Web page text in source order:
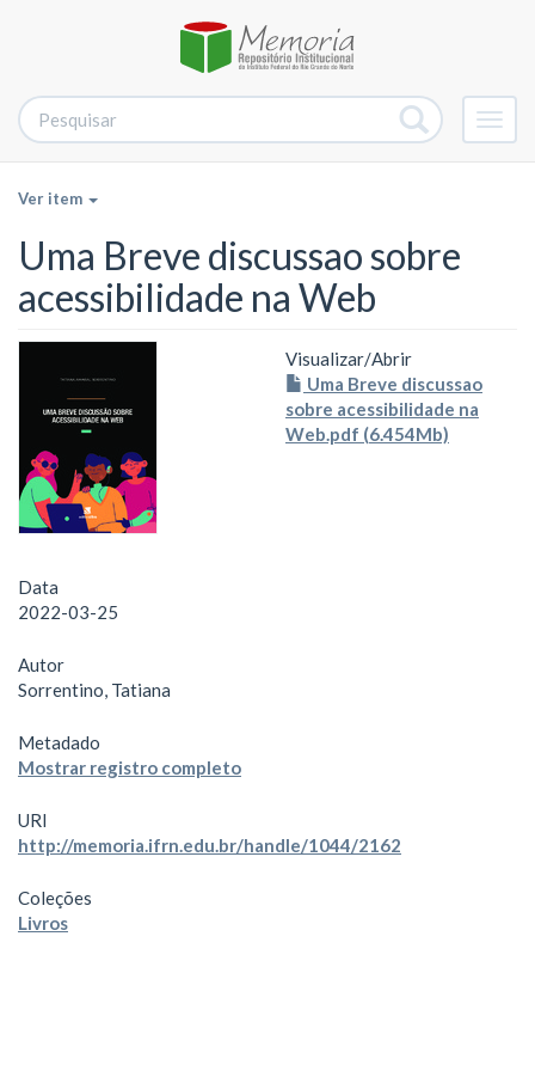
Ver item
Uma Breve discussao sobre
acessibilidade na Web
Visualizar/Abrir
Uma Breve discussao
sobre acessibilidade na
Web.pdf (6.454Mb)
Data
2022-03-25
Autor
Sorrentino, Tatiana
Metadado
Mostrar registro completo
URI
http://memoria.ifrn.edu.br/handle/1044/2162
Coleções
Livros